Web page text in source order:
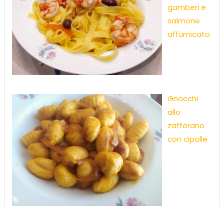
gamberi e
salmone
affumicato
Gnocchi
allo
zafferano
con cipolle